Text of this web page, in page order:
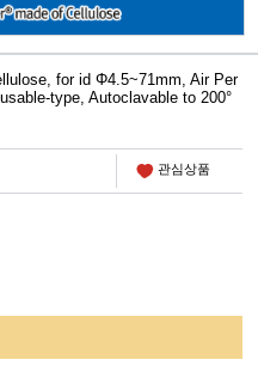
for id Φ4.5~71mm, Air Per
type, Autoclavable to 200°
관심상품